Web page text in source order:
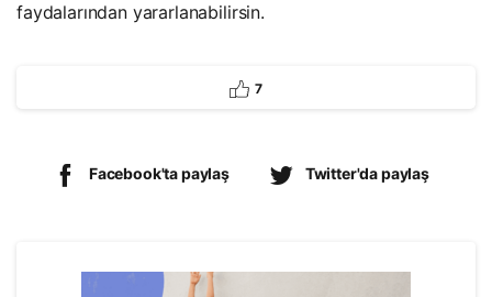
faydalarından yararlanabilirsin.
7
Facebook'ta paylaş Twitter'da paylaş